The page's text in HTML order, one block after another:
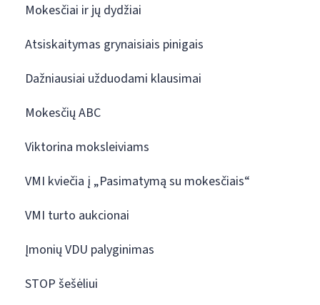
Mokesčiai ir jų dydžiai
Atsiskaitymas grynaisiais pinigais
Dažniausiai užduodami klausimai
Mokesčių ABC
Viktorina moksleiviams
VMI kviečia į „Pasimatymą su mokesčiais“
VMI turto aukcionai
Įmonių VDU palyginimas
STOP šešėliui